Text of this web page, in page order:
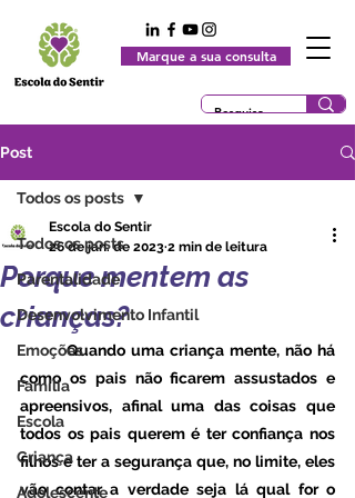
Marque a sua consulta
Post
Todos os posts
Parentalidade
Desenvolvimento Infantil
Emoções
Família
Escola
Criança
Adolescente
Todos os posts
Porque mentem as
crianças?
Escola do Sentir
26 de jan. de 2023 2 min de leitura
	Quando uma criança mente, não há
como os pais não ficarem assustados e
apreensivos, afinal uma das coisas que
todos os pais querem é ter confiança nos
filhos e ter a segurança que, no limite, eles
vão contar a verdade seja lá qual for o